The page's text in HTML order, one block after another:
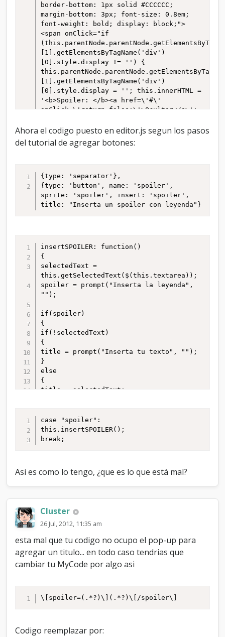
border-bottom: 1px solid #CCCCCC;
margin-bottom: 3px; font-size: 0.8em;
font-weight: bold; display: block;">
<span onClick="if
[1].getElementsByTagName('div')
[0].style.display != '') {
[1].getElementsByTagName('div')
[0].style.display = ''; this.innerHTML =
'<b>Spoiler: </b><a href=\'#\'
onClick=\'return false;\'>Ocultar</a>';
[1].getElementsByTagName('div')
[0].style.display = 'none';
false;\'>Mostrar</a>'; }" /><b>Spoiler:
</b><a href="#" onClick="return
false;">Mostrar</a></span></div><div
class="quotecontent"><div
Ahora el codigo puesto en editor.js segun los pasos
del tutorial de agregar botones:
{type: 'separator'},
{type: 'button', name: 'spoiler',
sprite: 'spoiler', insert: 'spoiler',
title: "Inserta un spoiler con leyenda"}
insertSPOILER: function()
{
selectedText =
this.getSelectedText($(this.textarea));
spoiler = prompt("Inserta la leyenda",
"");
if(spoiler)
{
if(!selectedText)
{
title = prompt("Inserta tu texto", "");
}
else
{
title = selectedText;
if(title)
{
this.performInsert("
else
{
}
}
case "spoiler":
this.insertSPOILER();
break;
Asi es como lo tengo, ¿que es lo que está mal?
Cluster
26 Jul, 2012, 11:35 am
esta mal que tu codigo no ocupo el pop-up para
agregar un titulo... en todo caso tendrias que
cambiar tu MyCode por algo asi
\[spoiler=(.*?)\](.*?)\[/spoiler\]
Codigo reemplazar por: